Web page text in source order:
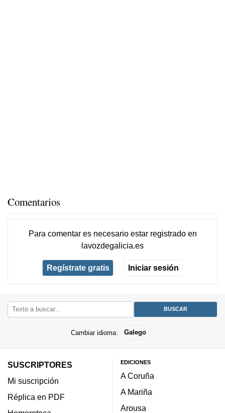
Comentarios
Para comentar es necesario estar registradoen
lavozdegalicia.es
Regístrate gratis Iniciar sesión
Cambiar idioma: Galego
SUSCRIPTORES
Mi suscripción
Réplica en PDF
EDICIONES
A Coruña
A Mariña
Arousa